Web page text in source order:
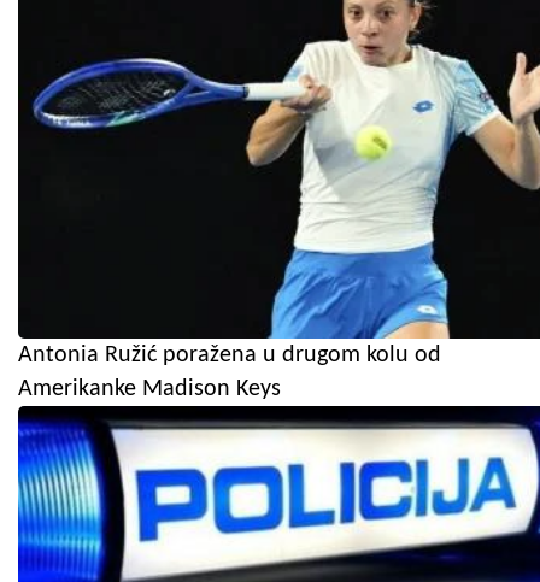
Antonia Ružić poražena u drugom kolu od
Amerikanke Madison Keys